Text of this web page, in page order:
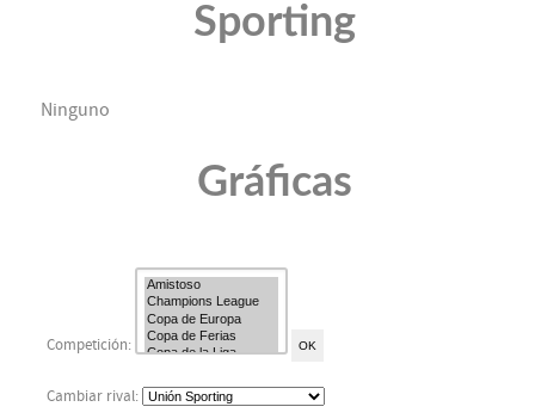
Sporting
Ninguno
Gráficas
Competición:
Cambiar rival: